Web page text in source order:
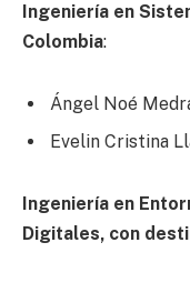
Ingeniería en
Colombia:
Ángel Noé
Evelin Cristina
Ingeniería en
Digitales, con